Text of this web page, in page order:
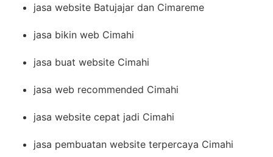
jasa website Batujajar dan Cimareme
jasa bikin web Cimahi
jasa buat website Cimahi
jasa web recommended Cimahi
jasa website cepat jadi Cimahi
jasa pembuatan website terpercaya Cimahi